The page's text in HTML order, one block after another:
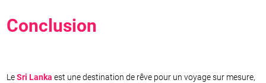
Conclusion
LeSri Lanka est une destination de rêve pour un voyage sur mesure,